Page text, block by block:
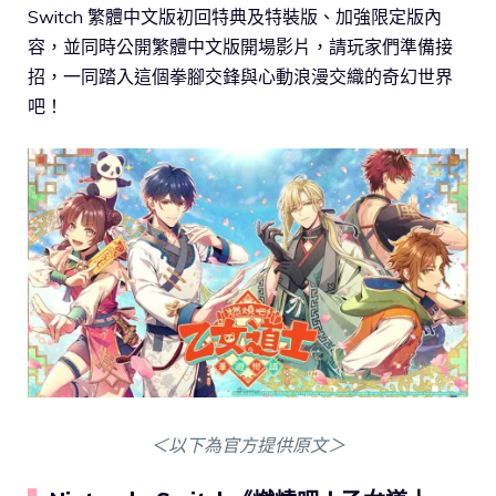
Switch 繁體中文版初回特典及特裝版、加強限定版內
容，並同時公開繁體中文版開場影片，請玩家們準備接
招，一同踏入這個拳腳交鋒與心動浪漫交織的奇幻世界
吧！
＜以下為官方提供原文＞